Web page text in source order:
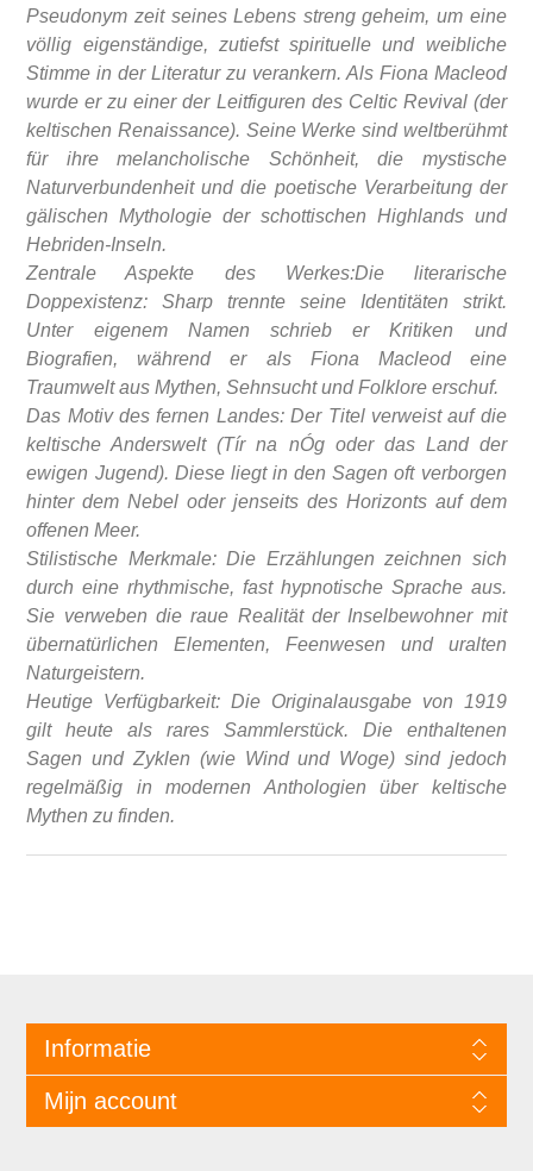
Pseudonym zeit seines Lebens streng geheim, um eine
völlig eigenständige, zutiefst spirituelle und weibliche
Stimme in der Literatur zu verankern. Als Fiona Macleod
wurde er zu einer der Leitfiguren des Celtic Revival (der
keltischen Renaissance). Seine Werke sind weltberühmt
für ihre melancholische Schönheit, die mystische
Naturverbundenheit und die poetische Verarbeitung der
gälischen Mythologie der schottischen Highlands und
Hebriden-Inseln.
Zentrale Aspekte des Werkes:Die literarische
Doppexistenz: Sharp trennte seine Identitäten strikt.
Unter eigenem Namen schrieb er Kritiken und
Biografien, während er als Fiona Macleod eine
Traumwelt aus Mythen, Sehnsucht und Folklore erschuf.
Das Motiv des fernen Landes: Der Titel verweist auf die
keltische Anderswelt (Tír na nÓg oder das Land der
ewigen Jugend). Diese liegt in den Sagen oft verborgen
hinter dem Nebel oder jenseits des Horizonts auf dem
offenen Meer.
Stilistische Merkmale: Die Erzählungen zeichnen sich
durch eine rhythmische, fast hypnotische Sprache aus.
Sie verweben die raue Realität der Inselbewohner mit
übernatürlichen Elementen, Feenwesen und uralten
Naturgeistern.
Heutige Verfügbarkeit: Die Originalausgabe von 1919
gilt heute als rares Sammlerstück. Die enthaltenen
Sagen und Zyklen (wie Wind und Woge) sind jedoch
regelmäßig in modernen Anthologien über keltische
Mythen zu finden.
Informatie
Mijn account